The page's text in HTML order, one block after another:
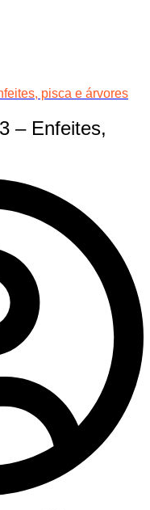
pisca e árvores
– Enfeites,